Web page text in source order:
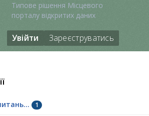
Типове рішення Місцевого
порталу відкритих даних
Увійти Зареєструватись
1